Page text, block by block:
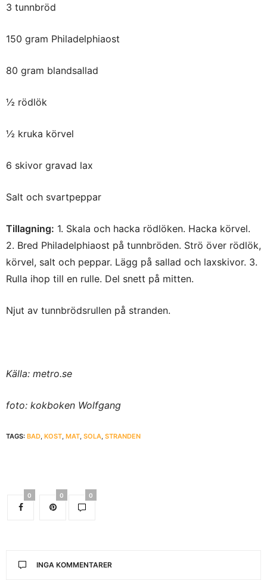
3 tunnbröd
150 gram Philadelphiaost
80 gram blandsallad
½ rödlök
½ kruka körvel
6 skivor gravad lax
Salt och svartpeppar
Tillagning: 1. Skala och hacka rödlöken. Hacka körvel.
2. Bred Philadelphiaost på tunnbröden. Strö över rödlök,
körvel, salt och peppar. Lägg på sallad och laxskivor. 3.
Rulla ihop till en rulle. Del snett på mitten.
Njut av tunnbrödsrullen på stranden.
Källa: metro.se
foto: kokboken Wolfgang
TAGS: BAD KOST MAT SOLA STRANDEN
0 0 0
INGA KOMMENTARER